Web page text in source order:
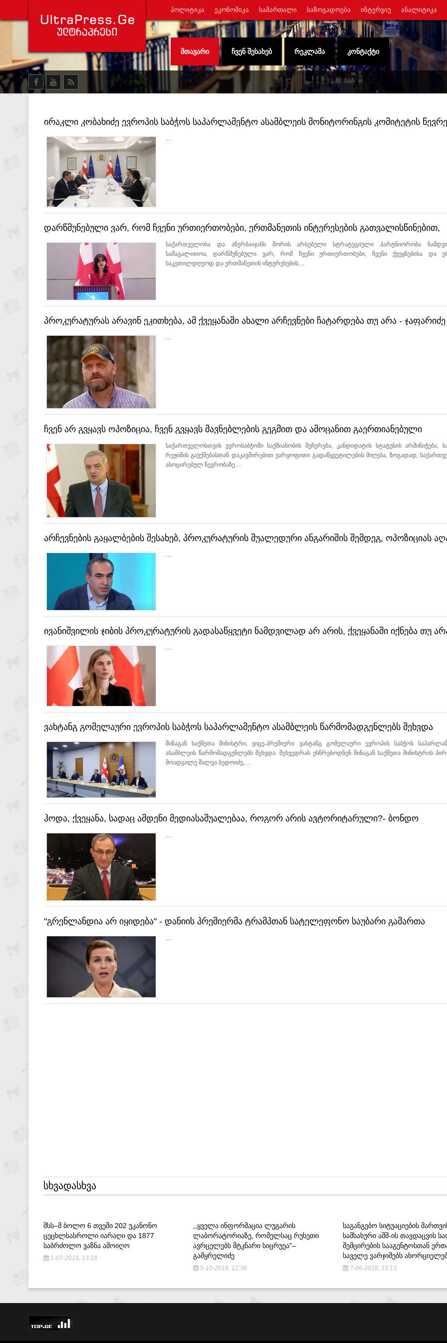
ᲞᲝᲚᲘᲢᲘᲙᲐ ᲔᲙᲝᲜᲝᲛᲘᲙᲐ ᲡᲐᲛᲐᲠᲗᲐᲚᲘ ᲡᲐᲖᲝᲒᲐᲓᲝᲔᲑᲐ ᲘᲜᲢᲔᲠᲕᲘᲣ ᲐᲜᲐᲚᲘᲢᲘᲙᲐ
ᲛᲗᲐᲕᲐᲠᲘ ᲩᲕᲔᲜ ᲨᲔᲡᲐᲮᲔᲑ ᲠᲔᲙᲚᲐᲛᲐ ᲙᲝᲜᲢᲐᲥᲢᲘ
ირაკლი კობახიძე ევროპის საბჭოს საპარლამენტო ასამბლეის მონიტორინგის კომიტეტის
შეხვდა
....
დარწმუნებული ვარ, რომ ჩვენი ურთიერთობები, ერთმანეთის ინტერესების გათვალისწინებით,
კიდევ უფრო სწრაფი ტემპით განვითარდება - მაკა ბოჭორიშვილი
საქართველოსა და აზერბაიჯანს შორის არსებული სტრატეგიული პარტნიორობა
სამაგალითოა, დარწმუნებული ვარ, რომ ჩვენი ურთიერთობები, ჩვენი ქვეყნებისა და
საკეთილდღეოდ და ერთმანეთის ინტერესების....
პროკურატურას არავინ ეკითხება, ამ ქვეყანაში ახალი არჩევნები ჩატარდება თუ არა - ჯაფარიძე
....
ჩვენ არ გვყავს ოპოზიცია, ჩვენ გვყავს მავნებლების გეგმით და ამოცანით გაერთიანებული
კოლექტიური „ნაცმოძრაობა“ - ვოლსკისაქართველოსთვის ევროსაბჭოში საქმიანობის შეჩერება, კანდიდატის სტატუსის არმინიჭება,
რეჟიმის გაუქმებასთან დაკავშირებით უარყოფითი გადაწყვეტილების მიღება, ზოგადად,
ასოცირებულ წევრობაზე....
არჩევნების გაყალბების შესახებ, პროკურატურის შუალედური ანგარიშის შემდეგ, ოპოზიციას
რჩება არანაირი არგუმენტი - ბოჟაძე
ივანიშვილის ჯიბის პროკურატურის გადასაწყვეტი ნამდვილად არ არის, ქვეყანაში იქნება თუ
ახალი არჩევნები - ბოკუჩავა
ვახტანგ გომელაური ევროპის საბჭოს საპარლამენტო ასამბლეის წარმომადგენლებს შეხვდა
შინაგან საქმეთა მინისტრი, ვიცე-პრემიერი ვახტანგ გომელაური ევროპის საბჭოს
ასამბლეის წარმომადგენლებს შეხვდა. შეხვედრას ესწრებოდნენ შინაგან საქმეთა მინისტრის
მოადგილე შალვა ბედოიძე,....
ჰოდა, ქვეყანა, სადაც ამდენი მედიასაშუალებაა, როგორ არის ავტორიტარული?- ბონდო
მძინარაშვილი
....
"გრენლანდია არ იყიდება" - დანიის პრემიერმა ტრამპთან სატელეფონო საუბარი გამართა
ᲡᲮᲕᲐᲓᲐᲡᲮᲕᲐ
ᲨᲡᲡ–Მ ᲑᲝᲚᲝ 6 ᲗᲕᲔᲨᲘ 202 ᲣᲙᲐᲜᲝᲜᲝ
ᲪᲔᲪᲮᲚᲡᲐᲡᲠᲝᲚᲘ ᲘᲐᲠᲐᲦᲘ ᲓᲐ 1877
ᲡᲐᲑᲠᲫᲝᲚᲝ ᲕᲐᲖᲜᲐ ᲐᲛᲝᲘᲦᲝ
1-07-2018, 13:18
,,ᲧᲕᲔᲚᲐ ᲘᲜᲤᲝᲠᲛᲐᲪᲘᲐ ᲚᲣᲒᲐᲠᲘᲡ
ᲚᲐᲑᲝᲠᲐᲢᲝᲠᲘᲐᲖᲔ, ᲠᲝᲛᲔᲚᲡᲐᲪ ᲠᲣᲡᲔᲗᲘ
ᲐᲕᲠᲪᲔᲚᲔᲑᲡ ᲛᲢᲙᲜᲐᲠᲘ ᲡᲘᲪᲠᲣᲔᲐ"–
ᲒᲐᲛᲧᲠᲔᲚᲘᲫᲔ
5-10-2018, 12:36
ᲡᲐᲒᲐᲜᲒᲔᲑᲝ ᲡᲘᲢᲣᲐᲪᲘᲔᲑᲘᲡ
ᲡᲐᲛᲡᲐᲮᲣᲠᲘ ᲐᲨᲨ-ᲘᲡ ᲗᲐᲕᲓᲐᲪᲕᲘᲡ
ᲨᲔᲛᲪᲘᲠᲔᲑᲘᲡ ᲡᲐᲐᲒᲔᲜᲢᲝᲡᲗᲐᲜ
ᲡᲐᲕᲔᲚᲔ ᲕᲐᲠᲯᲘᲨᲔᲑᲡ
7-06-2018, 15:13